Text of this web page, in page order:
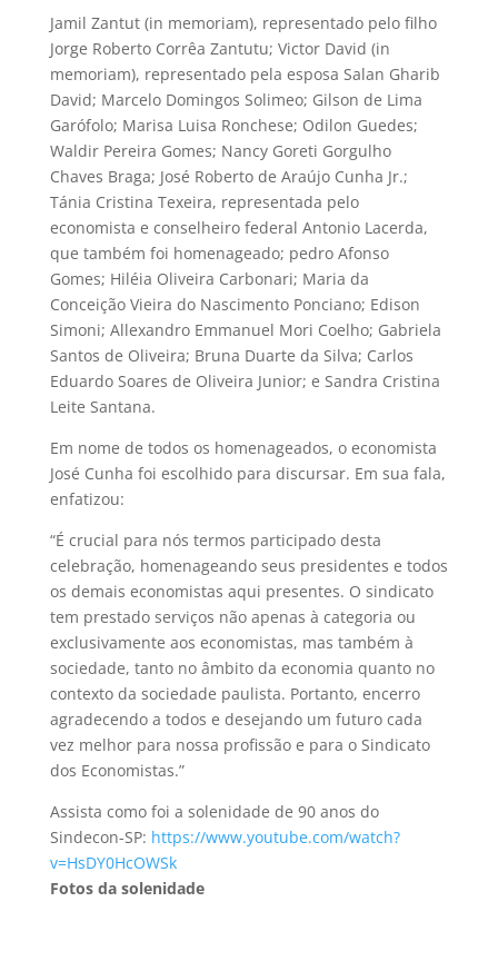
Jamil Zantut (in memoriam), representado pelo filho
Jorge Roberto Corrêa Zantutu; Victor David (in
memoriam), representado pela esposa Salan Gharib
David; Marcelo Domingos Solimeo; Gilson de Lima
Garófolo; Marisa Luisa Ronchese; Odilon Guedes;
Waldir Pereira Gomes; Nancy Goreti Gorgulho
Chaves Braga; José Roberto de Araújo Cunha Jr.;
Tánia Cristina Texeira, representada pelo
economista e conselheiro federal Antonio Lacerda,
que também foi homenageado; pedro Afonso
Gomes; Hiléia Oliveira Carbonari; Maria da
Conceição Vieira do Nascimento Ponciano; Edison
Simoni; Allexandro Emmanuel Mori Coelho; Gabriela
Santos de Oliveira; Bruna Duarte da Silva; Carlos
Eduardo Soares de Oliveira Junior; e Sandra Cristina
Leite Santana.
Em nome de todos os homenageados, o economista
José Cunha foi escolhido para discursar. Em sua fala,
enfatizou:
“É crucial para nós termos participado desta
celebração, homenageando seus presidentes e todos
os demais economistas aqui presentes. O sindicato
tem prestado serviços não apenas à categoria ou
exclusivamente aos economistas, mas também à
sociedade, tanto no âmbito da economia quanto no
contexto da sociedade paulista. Portanto, encerro
agradecendo a todos e desejando um futuro cada
vez melhor para nossa profissão e para o Sindicato
dos Economistas.”
Assista como foi a solenidade de 90 anos do
Sindecon-SP: https://www.youtube.com/watch?
v=HsDY0HcOWSk
Fotos da solenidade